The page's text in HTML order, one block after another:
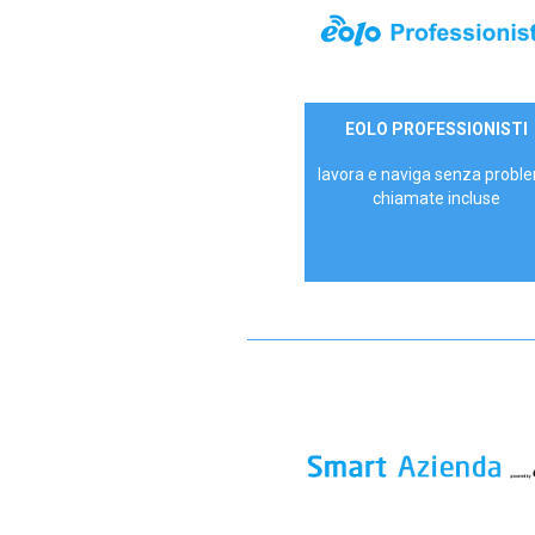
35,00 €/mese
EOLO PROFESSIONISTI
lavora e naviga senza
chiamate incluse